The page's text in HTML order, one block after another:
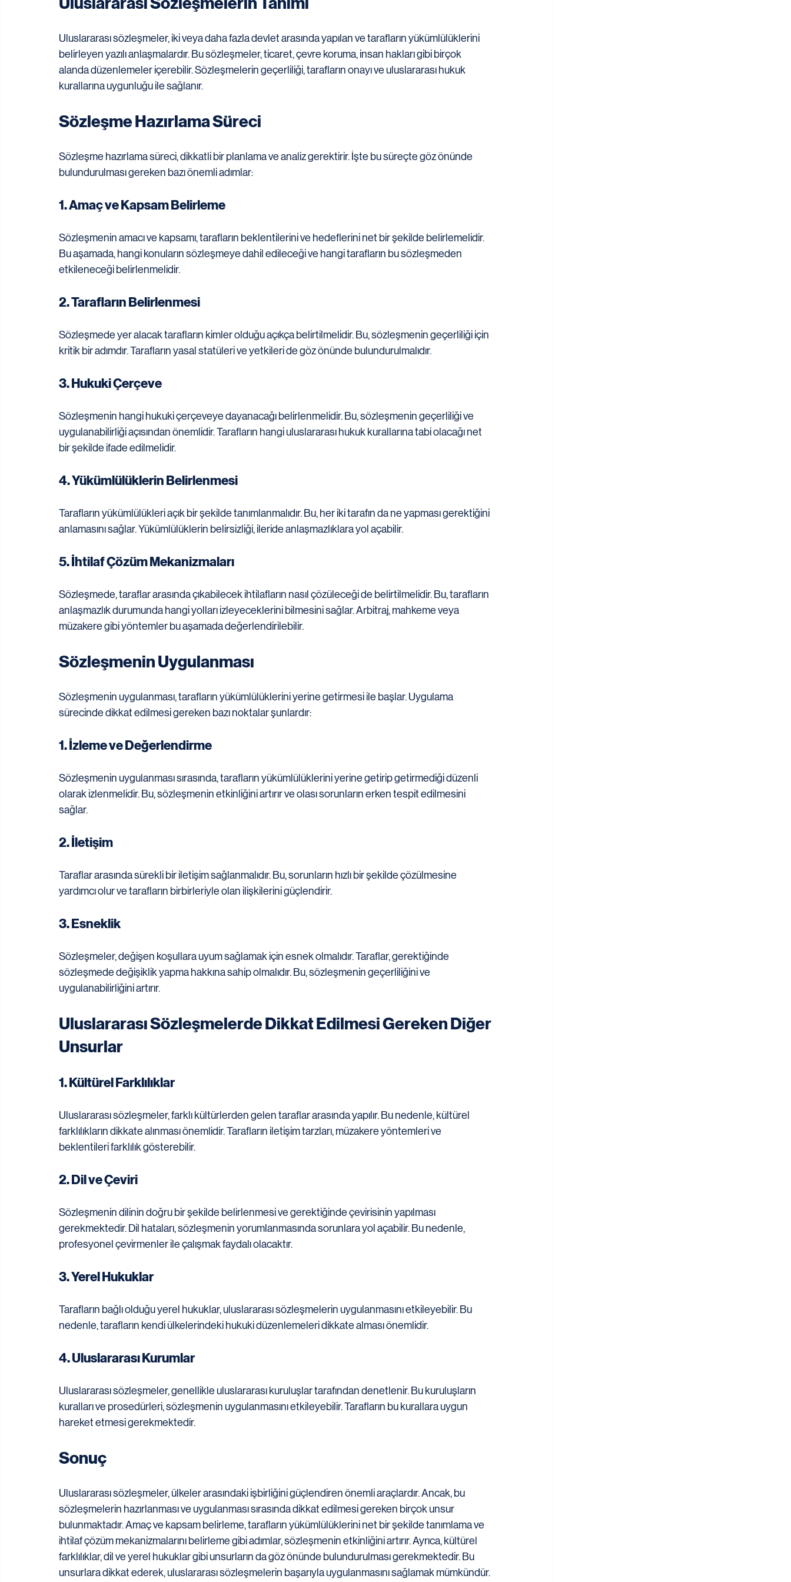
Uluslararası sözleşmeler, iki veya daha fazla devlet arasında yapılan ve tarafların yükümlülüklerini
belirleyen yazılı anlaşmalardır. Bu sözleşmeler, ticaret, çevre koruma, insan hakları gibi birçok
alanda düzenlemeler içerebilir. Sözleşmelerin geçerliliği, tarafların onayı ve uluslararası hukuk
kurallarına uygunluğu ile sağlanır.
Sözleşme Hazırlama Süreci
Sözleşme hazırlama süreci, dikkatli bir planlama ve analiz gerektirir. İşte bu süreçte göz önünde
bulundurulması gereken bazı önemli adımlar:
1. Amaç ve Kapsam Belirleme
Sözleşmenin amacı ve kapsamı, tarafların beklentilerini ve hedeflerini net bir şekilde belirlemelidir.
Bu aşamada, hangi konuların sözleşmeye dahil edileceği ve hangi tarafların bu sözleşmeden
etkileneceği belirlenmelidir.
2. Tarafların Belirlenmesi
Sözleşmede yer alacak tarafların kimler olduğu açıkça belirtilmelidir. Bu, sözleşmenin geçerliliği için
kritik bir adımdır. Tarafların yasal statüleri ve yetkileri de göz önünde bulundurulmalıdır.
3. Hukuki Çerçeve
Sözleşmenin hangi hukuki çerçeveye dayanacağı belirlenmelidir. Bu, sözleşmenin geçerliliği ve
uygulanabilirliği açısından önemlidir. Tarafların hangi uluslararası hukuk kurallarına tabi olacağı net
bir şekilde ifade edilmelidir.
4. Yükümlülüklerin Belirlenmesi
Tarafların yükümlülükleri açık bir şekilde tanımlanmalıdır. Bu, her iki tarafın da ne yapması gerektiğini
anlamasını sağlar. Yükümlülüklerin belirsizliği, ileride anlaşmazlıklara yol açabilir.
5. İhtilaf Çözüm Mekanizmaları
Sözleşmede, taraflar arasında çıkabilecek ihtilafların nasıl çözüleceği de belirtilmelidir. Bu, tarafların
anlaşmazlık durumunda hangi yolları izleyeceklerini bilmesini sağlar. Arbitraj, mahkeme veya
müzakere gibi yöntemler bu aşamada değerlendirilebilir.
Sözleşmenin Uygulanması
Sözleşmenin uygulanması, tarafların yükümlülüklerini yerine getirmesi ile başlar. Uygulama
sürecinde dikkat edilmesi gereken bazı noktalar şunlardır:
1. İzleme ve Değerlendirme
Sözleşmenin uygulanması sırasında, tarafların yükümlülüklerini yerine getirip getirmediği düzenli
olarak izlenmelidir. Bu, sözleşmenin etkinliğini artırır ve olası sorunların erken tespit edilmesini
sağlar.
2. İletişim
Taraflar arasında sürekli bir iletişim sağlanmalıdır. Bu, sorunların hızlı bir şekilde çözülmesine
yardımcı olur ve tarafların birbirleriyle olan ilişkilerini güçlendirir.
3. Esneklik
Sözleşmeler, değişen koşullara uyum sağlamak için esnek olmalıdır. Taraflar, gerektiğinde
sözleşmede değişiklik yapma hakkına sahip olmalıdır. Bu, sözleşmenin geçerliliğini ve
uygulanabilirliğini artırır.
Uluslararası Sözleşmelerde Dikkat Edilmesi Gereken Diğer
Unsurlar
1. Kültürel Farklılıklar
Uluslararası sözleşmeler, farklı kültürlerden gelen taraflar arasında yapılır. Bu nedenle, kültürel
farklılıkların dikkate alınması önemlidir. Tarafların iletişim tarzları, müzakere yöntemleri ve
beklentileri farklılık gösterebilir.
2. Dil ve Çeviri
Sözleşmenin dilinin doğru bir şekilde belirlenmesi ve gerektiğinde çevirisinin yapılması
gerekmektedir. Dil hataları, sözleşmenin yorumlanmasında sorunlara yol açabilir. Bu nedenle,
profesyonel çevirmenler ile çalışmak faydalı olacaktır.
3. Yerel Hukuklar
Tarafların bağlı olduğu yerel hukuklar, uluslararası sözleşmelerin uygulanmasını etkileyebilir. Bu
nedenle, tarafların kendi ülkelerindeki hukuki düzenlemeleri dikkate alması önemlidir.
4. Uluslararası Kurumlar
Uluslararası sözleşmeler, genellikle uluslararası kuruluşlar tarafından denetlenir. Bu kuruluşların
kuralları ve prosedürleri, sözleşmenin uygulanmasını etkileyebilir. Tarafların bu kurallara uygun
hareket etmesi gerekmektedir.
Sonuç
Uluslararası sözleşmeler, ülkeler arasındaki işbirliğini güçlendiren önemli araçlardır. Ancak, bu
sözleşmelerin hazırlanması ve uygulanması sırasında dikkat edilmesi gereken birçok unsur
bulunmaktadır. Amaç ve kapsam belirleme, tarafların yükümlülüklerini net bir şekilde tanımlama ve
ihtilaf çözüm mekanizmalarını belirleme gibi adımlar, sözleşmenin etkinliğini artırır. Ayrıca, kültürel
farklılıklar, dil ve yerel hukuklar gibi unsurların da göz önünde bulundurulması gerekmektedir. Bu
unsurlara dikkat ederek, uluslararası sözleşmelerin başarıyla uygulanmasını sağlamak mümkündür.